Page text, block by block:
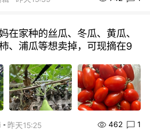
在家种的丝瓜、冬瓜、黄瓜、
、浦瓜等想卖掉，可现摘在9
昨天15:25 462 1